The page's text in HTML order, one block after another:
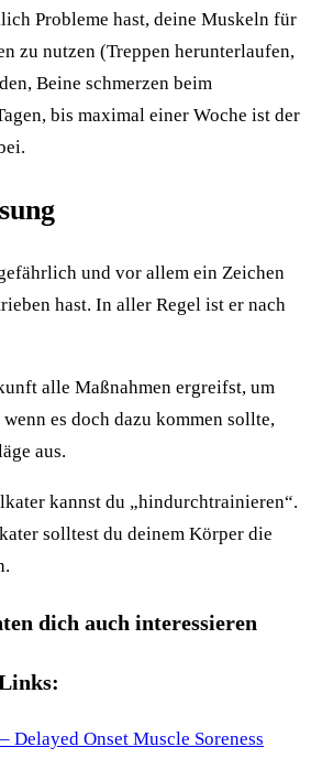
Probleme hast, deine Muskeln für
zu nutzen (Treppen herunterlaufen,
Beine schmerzen beim
bis maximal einer Woche ist der
und vor allem ein Zeichen
hast. In aller Regel ist er nach
alle Maßnahmen ergreifst, um
es doch dazu kommen sollte,
aus.
kannst du „hindurchtrainieren“.
solltest du deinem Körper die
dich auch interessieren
Delayed Onset Muscle Soreness